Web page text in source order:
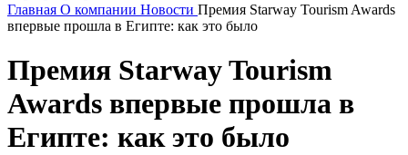
Главная О компании Новости Премия Starway Tourism Awards
впервые прошла в Египте: как это было
Премия Starway Tourism
Awards впервые прошла в
Египте: как это было